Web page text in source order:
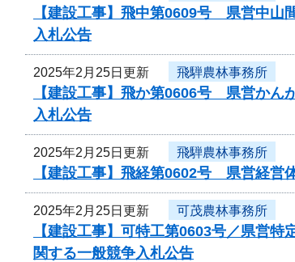
【建設工事】飛中第0609号 県営中
入札公告
2025年2月25日更新 飛騨農林事務所
【建設工事】飛か第0606号 県営か
入札公告
2025年2月25日更新 飛騨農林事務所
【建設工事】飛経第0602号 県営経
2025年2月25日更新 可茂農林事務所
【建設工事】可特工第0603号／県営
関する一般競争入札公告